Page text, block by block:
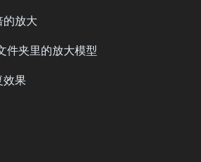
放大
件夹里的放大模型
效果